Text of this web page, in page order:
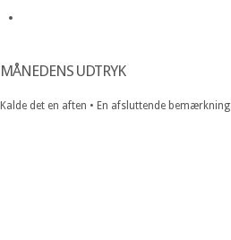
MÅNEDENS UDTRYK
Kalde det en aften • En afsluttende bemærkning